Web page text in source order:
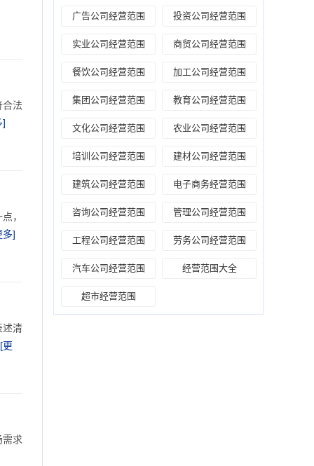
合法
]
，
多]
述清
[更
需求
广告公司经营范围 投资公司经营范围
实业公司经营范围 商贸公司经营范围
餐饮公司经营范围 加工公司经营范围
集团公司经营范围 教育公司经营范围
文化公司经营范围 农业公司经营范围
培训公司经营范围 建材公司经营范围
建筑公司经营范围 电子商务经营范围
咨询公司经营范围 管理公司经营范围
工程公司经营范围 劳务公司经营范围
汽车公司经营范围 经营范围大全
超市经营范围